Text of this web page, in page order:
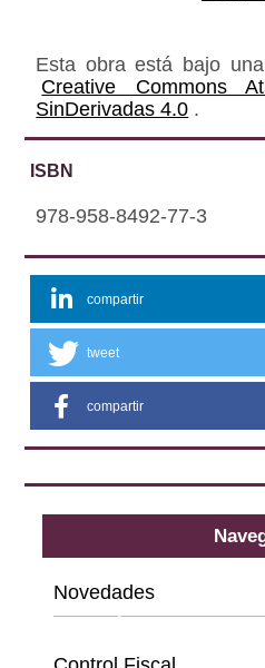
Esta obra está bajo
Creative Commons
SinDerivadas 4.0 .
ISBN
978-958-8492-77-3
compartir
tweet
compartir
Novedades
Categorías